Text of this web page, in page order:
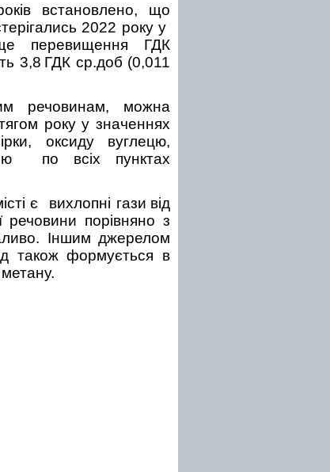
встановлено, що
2022 року у
перевищення ГДК
3,8 ГДК ср.доб (0,011
речовинам, можна
року у значеннях
оксиду вуглецю,
по всіх пунктах
є вихлопні гази від
речовини порівняно з
Іншим джерелом
також формується в